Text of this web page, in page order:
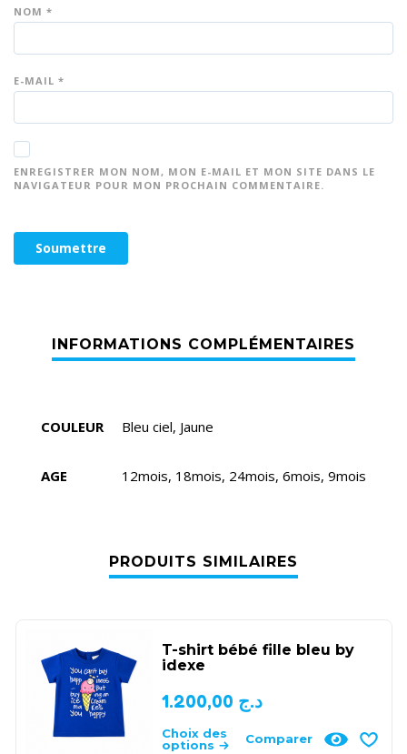
NOM *
E-MAIL *
ENREGISTRER MON NOM, MON E-MAIL ET MON SITE DANS LE
NAVIGATEUR POUR MON PROCHAIN COMMENTAIRE.
COULEUR Bleu ciel, Jaune
AGE 12mois, 18mois, 24mois, 6mois, 9mois
PRODUITS SIMILAIRES
T-shirt bébé fille bleu by
idexe
د.ج
Choix des
options
Comparer